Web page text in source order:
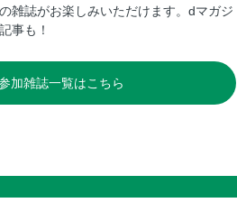
雑誌がお楽しみいただけます。dマガジ
事も！
加雑誌一覧はこちら